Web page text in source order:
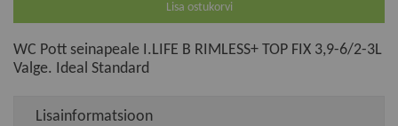
Lisa ostukorvi
WC Pott seinapeale I.LIFE B RIMLESS+ TOP FIX 3,9-6/2-3L
Valge. Ideal Standard
Lisainformatsioon